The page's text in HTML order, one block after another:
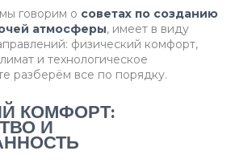
говорим о советах по созданию
атмосферы, имеет в виду
физический комфорт,
и технологическое
разберём все по порядку.
КОМФОРТ:
И